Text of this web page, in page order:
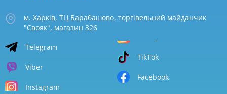
м. Харків, ТЦ Барабашово, торгівельний майданчик
"Свояк", магазин 326
Telegram
Viber
Instagram
TikTok
Facebook